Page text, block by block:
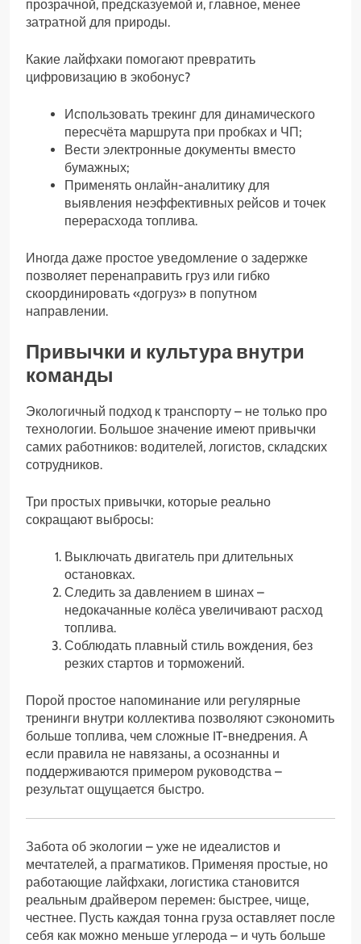
прозрачной, предсказуемой и, главное, менее
затратной для природы.
Какие лайфхаки помогают превратить
цифровизацию в экобонус?
Использовать трекинг для динамического
пересчёта маршрута при пробках и ЧП;
Вести электронные документы вместо
бумажных;
Применять онлайн-аналитику для
выявления неэффективных рейсов и точек
перерасхода топлива.
Иногда даже простое уведомление о задержке
позволяет перенаправить груз или гибко
скоординировать «догруз» в попутном
направлении.
Привычки и культура внутри
команды
Экологичный подход к транспорту – не только про
технологии. Большое значение имеют привычки
самих работников: водителей, логистов, складских
сотрудников.
Три простых привычки, которые реально
сокращают выбросы:
Выключать двигатель при длительных
остановках.
Следить за давлением в шинах –
недокачанные колёса увеличивают расход
топлива.
Соблюдать плавный стиль вождения, без
резких стартов и торможений.
Порой простое напоминание или регулярные
тренинги внутри коллектива позволяют сэкономить
больше топлива, чем сложные IT-внедрения. А
если правила не навязаны, а осознанны и
поддерживаются примером руководства –
результат ощущается быстро.
Забота об экологии – уже не идеалистов и
мечтателей, а прагматиков. Применяя простые, но
работающие лайфхаки, логистика становится
реальным драйвером перемен: быстрее, чище,
честнее. Пусть каждая тонна груза оставляет после
себя как можно меньше углерода – и чуть больше